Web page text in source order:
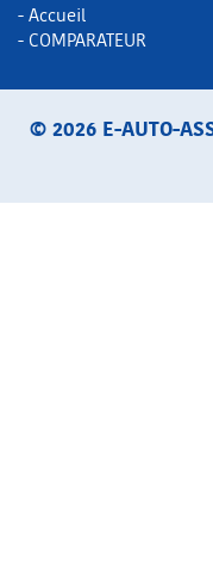
- Accueil
- COMPARATEUR
© 2026 E-AUTO-